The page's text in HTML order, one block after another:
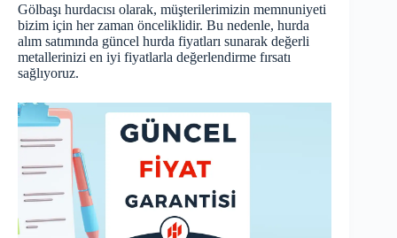
Gölbaşı hurdacısı olarak, müşterilerimizin memnuniyeti
bizim için her zaman önceliklidir. Bu nedenle, hurda
alım satımında güncel hurda fiyatları sunarak değerli
metallerinizi en iyi fiyatlarla değerlendirme fırsatı
sağlıyoruz.